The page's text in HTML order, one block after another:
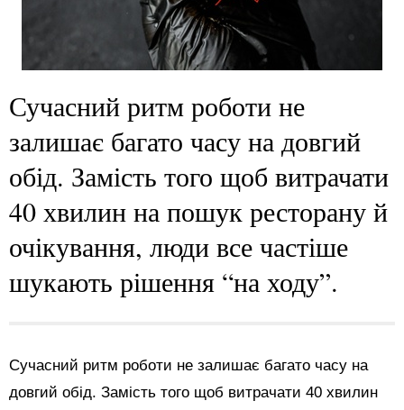
Сучасний ритм роботи не
залишає багато часу на довгий
обід. Замість того щоб витрачати
40 хвилин на пошук ресторану й
очікування, люди все частіше
шукають рішення “на ходу”.
Сучасний ритм роботи не залишає багато часу на
довгий обід. Замість того щоб витрачати 40 хвилин